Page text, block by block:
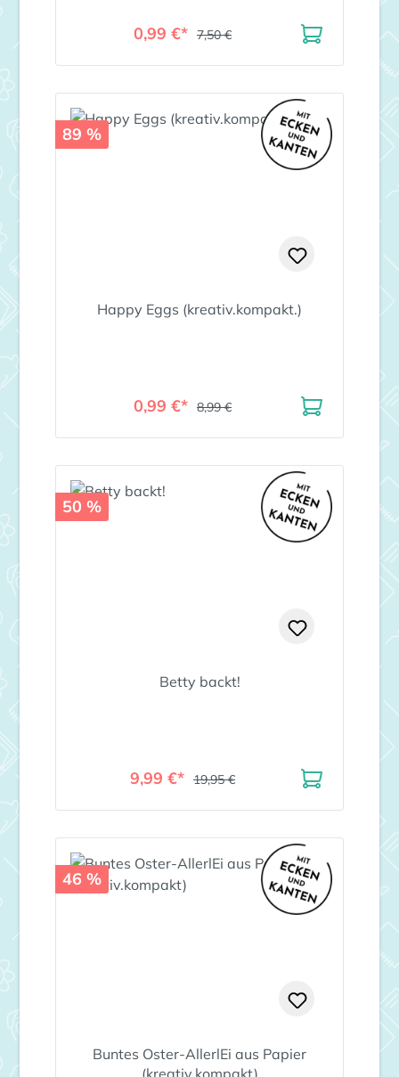
0,99 €* 7,50 €
89 %
Happy Eggs (kreativ.kompakt.)
0,99 €* 8,99 €
50 %
Betty backt!
9,99 €* 19,95 €
46 %
Buntes Oster-AllerlEi aus Papier